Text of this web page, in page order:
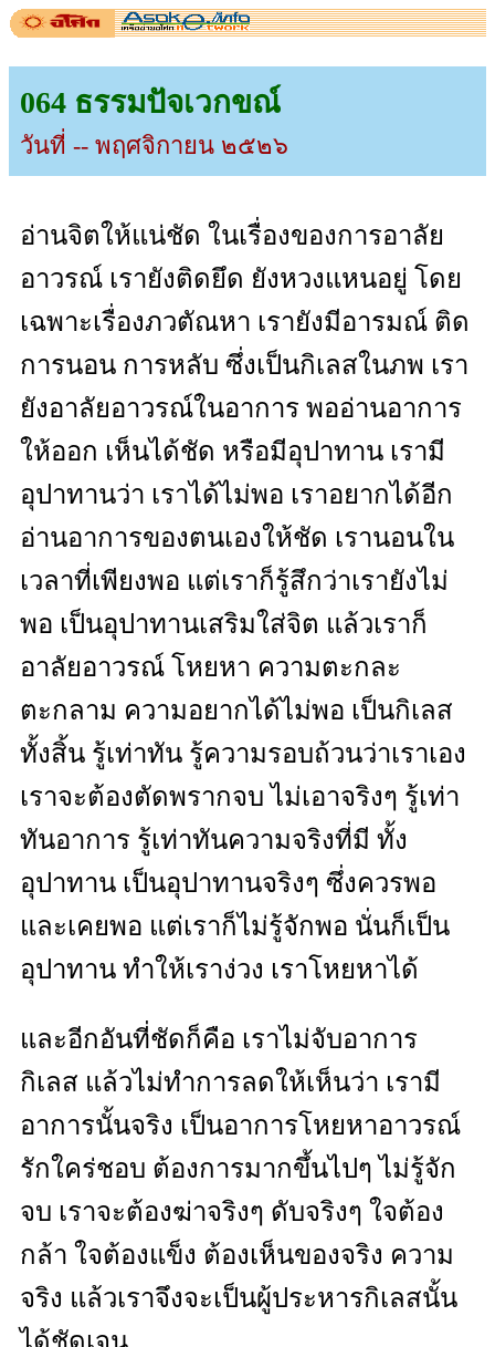
064 ธรรมปัจเวกขณ์
วันที่ -- พฤศจิกายน ๒๕๒๖
อ่านจิตให้แน่ชัด ในเรื่องของการอาลัย
อาวรณ์ เรายังติดยึด ยังหวงแหนอยู่ โดย
เฉพาะเรื่องภวตัณหา เรายังมีอารมณ์ ติด
การนอน การหลับ ซึ่งเป็นกิเลสในภพ เรา
ยังอาลัยอาวรณ์ในอาการ พออ่านอาการ
ให้ออก เห็นได้ชัด หรือมีอุปาทาน เรามี
อุปาทานว่า เราได้ไม่พอ เราอยากได้อีก
อ่านอาการของตนเองให้ชัด เรานอนใน
เวลาที่เพียงพอ แต่เราก็รู้สึกว่าเรายังไม่
พอ เป็นอุปาทานเสริมใส่จิต แล้วเราก็
อาลัยอาวรณ์ โหยหา ความตะกละ
ตะกลาม ความอยากได้ไม่พอ เป็นกิเลส
ทั้งสิ้น รู้เท่าทัน รู้ความรอบถ้วนว่าเราเอง
เราจะต้องตัดพรากจบ ไม่เอาจริงๆ รู้เท่า
ทันอาการ รู้เท่าทันความจริงที่มี ทั้ง
อุปาทาน เป็นอุปาทานจริงๆ ซึ่งควรพอ
และเคยพอ แต่เราก็ไม่รู้จักพอ นั่นก็เป็น
อุปาทาน ทำให้เราง่วง เราโหยหาได้
และอีกอันที่ชัดก็คือ เราไม่จับอาการ
กิเลส แล้วไม่ทำการลดให้เห็นว่า เรามี
อาการนั้นจริง เป็นอาการโหยหาอาวรณ์
รักใคร่ชอบ ต้องการมากขึ้นไปๆ ไม่รู้จัก
จบ เราจะต้องฆ่าจริงๆ ดับจริงๆ ใจต้อง
กล้า ใจต้องแข็ง ต้องเห็นของจริง ความ
จริง แล้วเราจึงจะเป็นผู้ประหารกิเลสนั้น